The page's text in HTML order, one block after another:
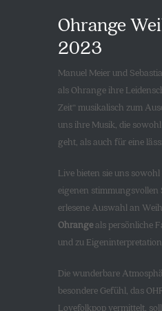
Ohrange
2023
Manuel Meier und
als Ohrange ihre
Zeit“ musikalisch zum
uns ihre Musik, die
geht, als auch für eine
Live bieten sie uns
eigenen stimmungsvollen
erlesene Auswahl an
Ohrangeals persönliche
und zu
Die wunderbare
besondere Gefühl, das
Lovefolkpop vermittelt,